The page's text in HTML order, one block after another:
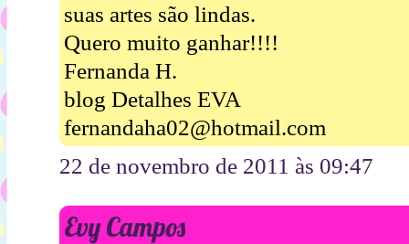
suas artes são lindas.
Quero muito ganhar!!!!
Fernanda H.
blog Detalhes EVA
fernandaha02@hotmail.com
22 de novembro de 2011 às 09:47
Evy Campos